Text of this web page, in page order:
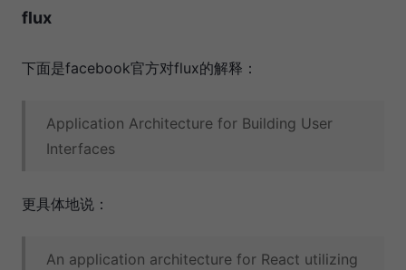
flux
下面是facebook官方对flux的解释：
Application Architecture for Building User
Interfaces
更具体地说：
An application architecture for React utilizing